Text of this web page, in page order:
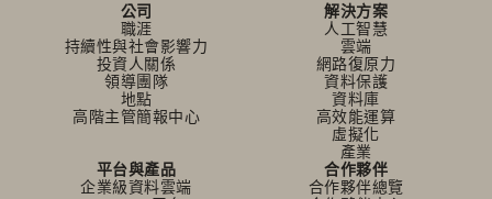
公司
職涯
持續性與社會影響力
投資人關係
領導團隊
地點
高階主管簡報中心
解決方案
人工智慧
雲端
網路復原力
資料保護
資料庫
高效能運算
虛擬化
產業
平台與產品
企業級資料雲端
合作夥伴
合作夥伴總覽